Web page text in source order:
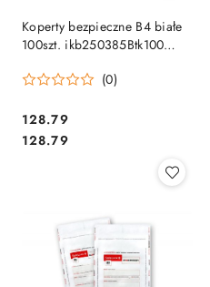
Koperty bezpieczne B4 białe
100szt. ikb250385Btk100
(0)
Cena:
128.79
Cena:
128.79